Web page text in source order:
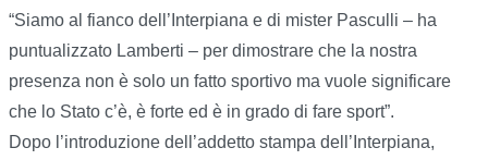
“Siamo al fianco dell’Interpiana e di mister Pasculli – ha
puntualizzato Lamberti – per dimostrare che la nostra
presenza non è solo un fatto sportivo ma vuole significare
che lo Stato c’è, è forte ed è in grado di fare sport”.
Dopo l’introduzione dell’addetto stampa dell’Interpiana,